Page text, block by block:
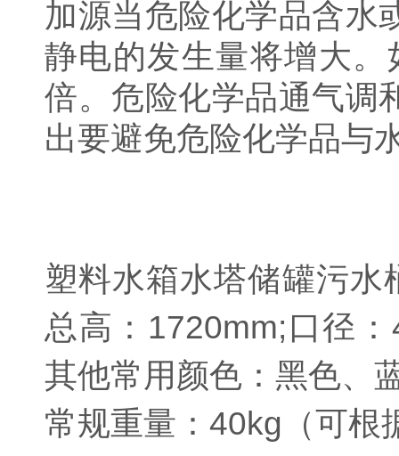
加源当危险化学品含水
静电的发生量将增大
倍。危险化学品通气调
出要避免危险化学品与
塑料水箱水塔储罐污水
总高：1720mm;口径
其他常用颜色：黑色、
常规重量：40kg（可根